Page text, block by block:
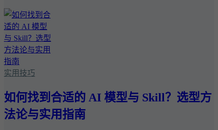
实用技巧
如何找到合适的 AI 模型与 Skill？选型方
法论与实用指南